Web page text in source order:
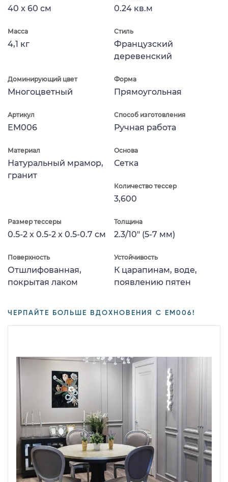
40 x 60 см 0.24 кв.м
Масса
4,1 кг
Стиль
Французский
деревенский
Доминирующий цвет
Многоцветный
Форма
Прямоугольная
Артикул
EM006
Способ изготовления
Ручная работа
Материал
Натуральный мрамор,
гранит
Основа
Сетка
Количество тессер
3,600
Размер тессеры
0.5-2 x 0.5-2 x 0.5-0.7 см
Толщина
2.3/10" (5-7 мм)
Поверхность
Отшлифованная,
покрытая лаком
Устойчивость
К царапинам, воде,
появлению пятен
ЧЕРПАЙТЕ БОЛЬШЕ ВДОХНОВЕНИЯ С EM006!